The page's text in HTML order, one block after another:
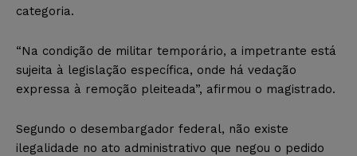
categoria.
“Na condição de militar temporário, a impetrante está
sujeita à legislação específica, onde há vedação
expressa à remoção pleiteada”, afirmou o magistrado.
Segundo o desembargador federal, não existe
ilegalidade no ato administrativo que negou o pedido